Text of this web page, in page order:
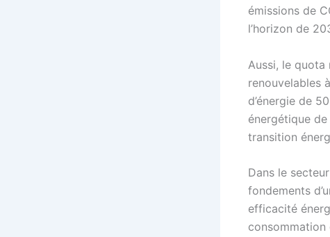
émissions de
l’horizon de
Aussi, le quota
renouvelables
d’énergie de
énergétique
transition
Dans le
fondements
efficacité
consommation